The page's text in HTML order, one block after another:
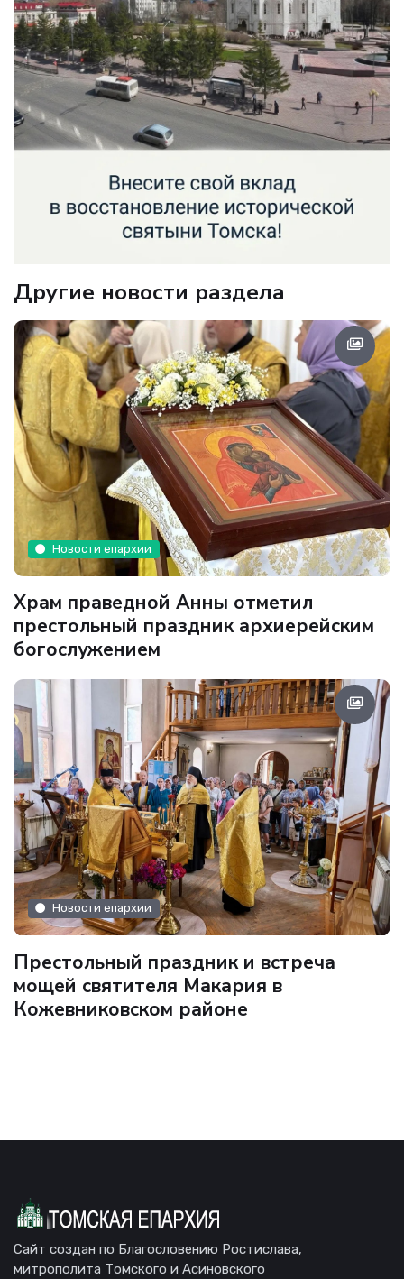
Другие новости раздела
Новости епархии
Храм праведной Анны отметил
престольный праздник архиерейским
богослужением
Новости епархии
Престольный праздник и встреча
мощей святителя Макария в
Кожевниковском районе
Сайт создан по Благословению Ростислава,
митрополита Томского и Асиновского